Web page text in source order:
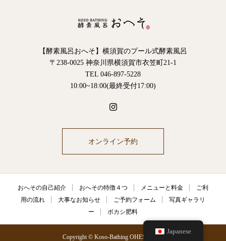
【酵素風呂おへそ】横須賀のプール式酵素風呂
〒238-0025 神奈川県横須賀市衣笠町21-1
TEL 046-897-5228
10:00~18:00(最終受付17:00)
オンライン予約
おへその自己紹介 おへその特徴４つ メニューと料金
ご利
用の流れ
大事なお知らせ ご予約フォーム
写真ギャラリ
ー
ボカシ肥料
Copyright © Koso-Bathing OHESO 2021
Japanese